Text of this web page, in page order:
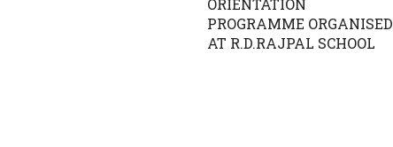
ORIENTATION
PROGRAMME ORGANISED
AT R.D.RAJPAL SCHOOL